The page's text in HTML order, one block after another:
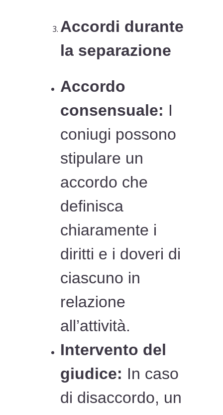
Accordi durante
la separazione
Accordo
consensuale: I
coniugi possono
stipulare un
accordo che
definisca
chiaramente i
diritti e i doveri di
ciascuno in
relazione
all’attività.
Intervento del
giudice: In caso
di disaccordo, un